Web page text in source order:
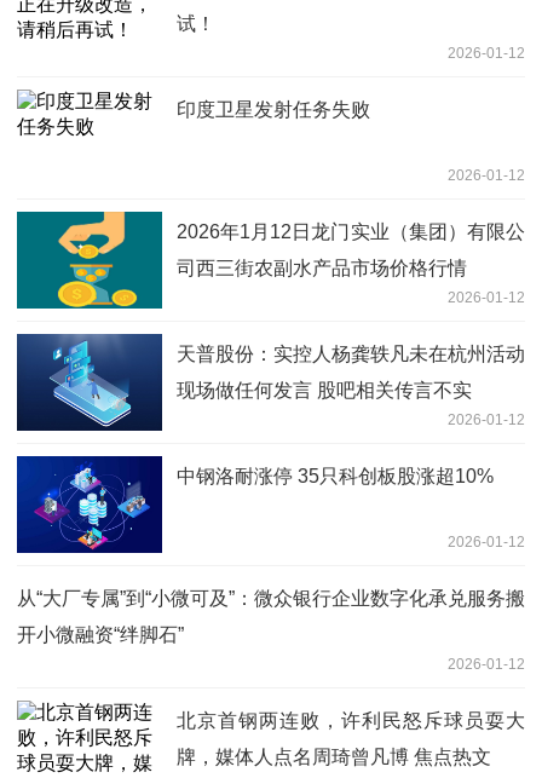
试！
2026-01-12
印度卫星发射任务失败
2026-01-12
2026年1月12日龙门实业（集团）有限公
司西三街农副水产品市场价格行情
2026-01-12
天普股份：实控人杨龚轶凡未在杭州活动
现场做任何发言 股吧相关传言不实
2026-01-12
中钢洛耐涨停 35只科创板股涨超10%
2026-01-12
从“大厂专属”到“小微可及”：微众银行企业数字化承兑服务搬
开小微融资“绊脚石”
2026-01-12
北京首钢两连败，许利民怒斥球员耍大
牌，媒体人点名周琦曾凡博 焦点热文